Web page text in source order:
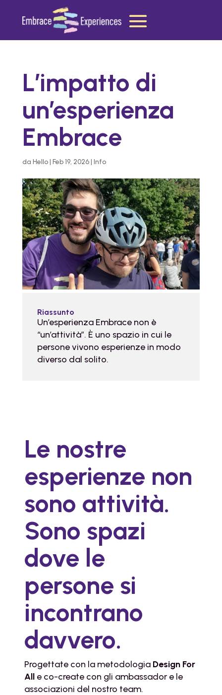
L’impatto di
un’esperienza
Embrace
da Hello| Feb 19, 2026| Info
Riassunto
Un’esperienza Embrace non è
“un’attività”. È uno spazio in cui le
persone vivono esperienze in modo
diverso dal solito.
Le nostre
esperienze non
sono attività.
Sono spazi
dove le
persone si
incontrano
davvero.
Progettate con la metodologia Design For
Alle co-create con gli ambassador e le
associazioni del nostro team.